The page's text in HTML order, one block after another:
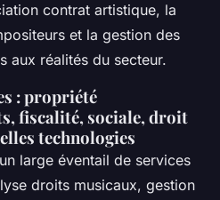
contrat artistique, la
et la gestion des
aux réalités du secteur.
: propriété
fiscalité, sociale, droit
technologies
large éventail de services
droits musicaux, gestion